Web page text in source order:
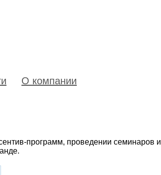
О компании
программ, проведении семинаров и